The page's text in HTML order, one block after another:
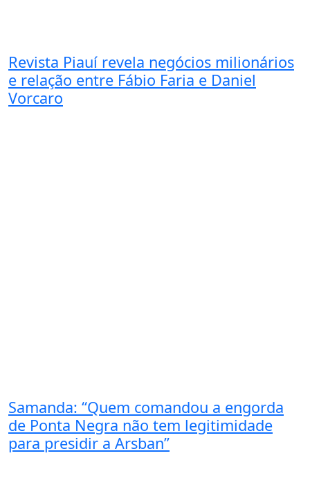
Revista Piauí revela negócios milionários
e relação entre Fábio Faria e Daniel
Vorcaro
Samanda: “Quem comandou a engorda
de Ponta Negra não tem legitimidade
para presidir a Arsban”